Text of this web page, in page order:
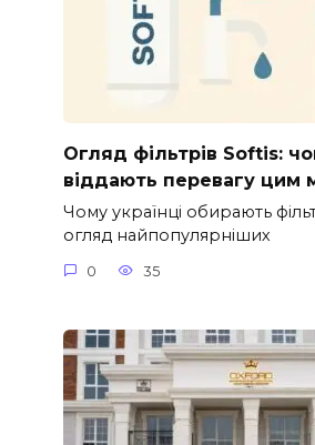
Огляд фільтрів Softis:
віддають перевагу цим
Чому українці обирають
огляд найпопулярніших
0 35